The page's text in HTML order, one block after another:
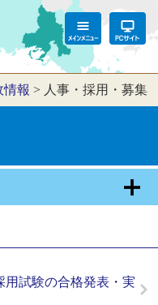
情報 > 人事・採用・募集
用試験の合格発表・実